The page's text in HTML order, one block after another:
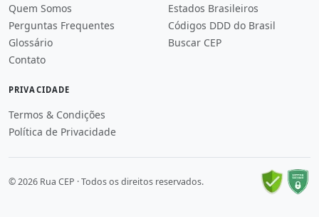
Quem Somos
Perguntas Frequentes
Glossário
Contato
Estados Brasileiros
Códigos DDD do Brasil
Buscar CEP
PRIVACIDADE
Termos & Condições
Política de Privacidade
© 2026 Rua CEP · Todos os direitos reservados.